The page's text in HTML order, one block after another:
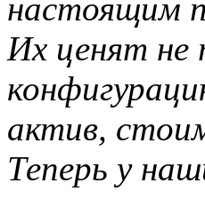
настоящим
Их ценят не
актив,
Теперь у